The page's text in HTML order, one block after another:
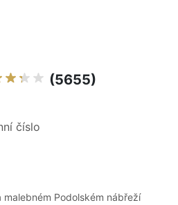
(5655)
číslo
malebném Podolském nábřeží